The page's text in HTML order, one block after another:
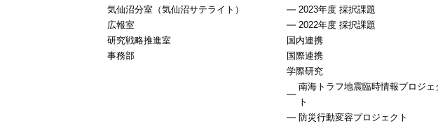
気仙沼分室（気仙沼サテライト）
広報室
研究戦略推進室
事務部
2023年度 採択課題
2022年度 採択課題
国内連携
国際連携
学際研究
南海トラフ地震臨時情報プロジェ
ト
防災行動変容プロジェクト